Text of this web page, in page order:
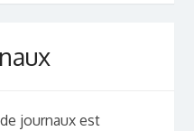
journaux est